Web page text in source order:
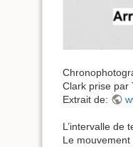
Clark prise par
Extrait de:
L’intervalle de
Le